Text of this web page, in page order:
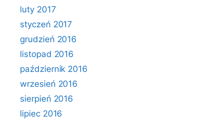
luty 2017
styczeń 2017
grudzień 2016
listopad 2016
październik 2016
wrzesień 2016
sierpień 2016
lipiec 2016